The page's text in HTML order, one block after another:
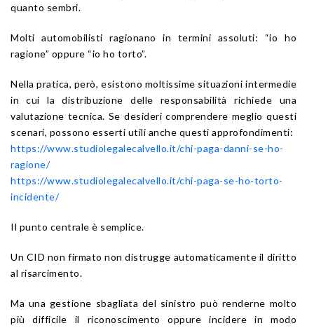
quanto sembri.
Molti automobilisti ragionano in termini assoluti: “io ho
ragione” oppure “io ho torto”.
Nella pratica, però, esistono moltissime situazioni intermedie
in cui la distribuzione delle responsabilità richiede una
valutazione tecnica. Se desideri comprendere meglio questi
scenari, possono esserti utili anche questi approfondimenti:
https://www.studiolegalecalvello.it/chi-paga-danni-se-ho-
ragione/
https://www.studiolegalecalvello.it/chi-paga-se-ho-torto-
incidente/
Il punto centrale è semplice.
Un CID non firmato non distrugge automaticamente il diritto
al risarcimento.
Ma una gestione sbagliata del sinistro può renderne molto
più difficile il riconoscimento oppure incidere in modo